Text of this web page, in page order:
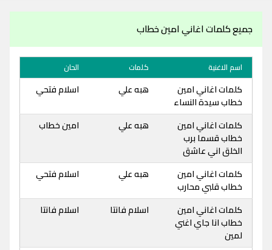
جميع كلمات اغاني امين خطاب
اسم الاغنية كلمات الحان
كلمات اغاني امين
خطاب سيدة النساء
هبه علي اسلام فتحي
كلمات اغاني امين
خطاب قسما برب
الخلق اني عاشق
هبه علي امين خطاب
كلمات اغاني امين
خطاب قلبي محارب
هبه علي اسلام فتحي
كلمات اغاني امين
خطاب انا جاي اغني
لمين
اسلام فانتا اسلام فانتا